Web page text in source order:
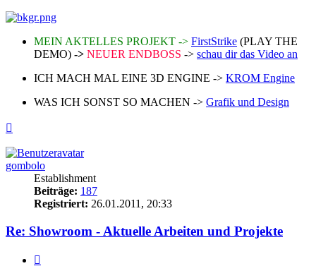
MEIN AKTELLES PROJEKT -> FirstStrike (PLAY THE
DEMO) -> NEUER ENDBOSS -> schau dir das Video an
ICH MACH MAL EINE 3D ENGINE -> KROM Engine
WAS ICH SONST SO MACHEN -> Grafik und Design
gombolo
Establishment
Beiträge: 187
Registriert: 26.01.2011, 20:33
Re: Showroom - Aktuelle Arbeiten und Projekte